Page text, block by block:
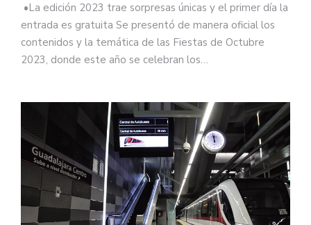
•La edición 2023 trae sorpresas únicas y el primer día la
entrada es gratuita Se presentó de manera oficial los
contenidos y la temática de las Fiestas de Octubre
2023, donde este año se celebran los…